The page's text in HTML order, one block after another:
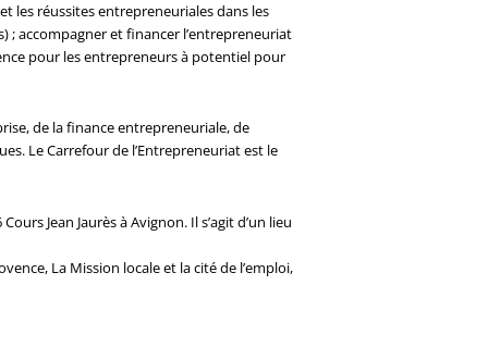
les réussites entrepreneuriales dans les
; accompagner et financer l’entrepreneuriat
pour les entrepreneurs à potentiel pour
de la finance entrepreneuriale, de
Le Carrefour de l’Entrepreneuriat est le
Jean Jaurès à Avignon. Il s’agit d’un lieu
La Mission locale et la cité de l’emploi,